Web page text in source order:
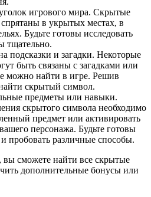
игрового мира. Скрытые
в укрытых местах, в
Будьте готовы исследовать
тщательно.
подсказки и загадки. Некоторые
быть связаны с загадками или
можно найти в игре. Решив
скрытый символ.
предметы или навыки.
скрытого символа необходимо
предмет или активировать
персонажа. Будьте готовы
пробовать различные способы.
вы сможете найти все скрытые
дополнительные бонусы или